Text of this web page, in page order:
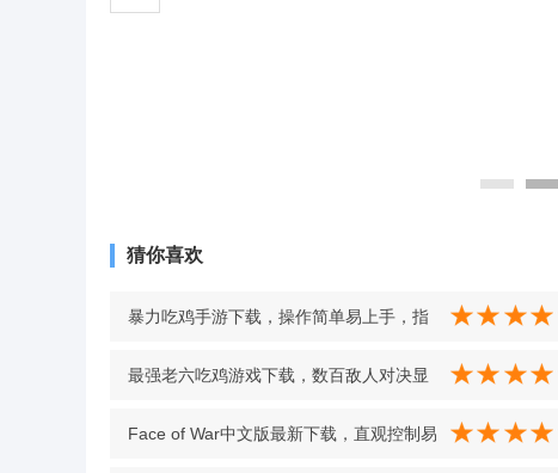
猜你喜欢
暴力吃鸡手游下载，操作简单易上手，指
尖射击淘汰 v1.1 安卓版
最强老六吃鸡游戏下载，数百敌人对决显
技巧，沉默刺客之路刺激又尽兴 v1.0.0 安
Face of War中文版最新下载，直观控制易